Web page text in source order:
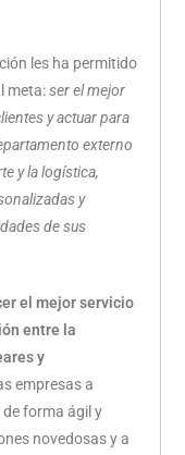
les ha permitido
meta:ser el mejor
y actuar para
externo
y la logística,
y
de sus
el mejor servicio
entre la
y
empresas a
forma ágil y
novedosas y a